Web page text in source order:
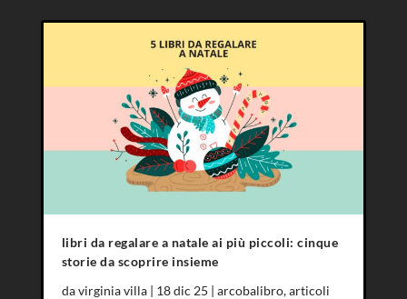
libri da regalare a natale ai più piccoli: cinque
storie da scoprire insieme
davirginia villa| 18 dic 25 | arcobalibro,articoli